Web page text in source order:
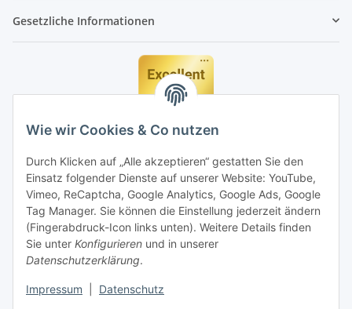
Wie wir Cookies & Co nutzen
Durch Klicken auf „Alle akzeptieren“ gestatten Sie den
Einsatz folgender Dienste auf unserer Website: YouTube,
Vimeo, ReCaptcha, Google Analytics, Google Ads, Google
Tag Manager. Sie können die Einstellung jederzeit ändern
(Fingerabdruck-Icon links unten). Weitere Details finden
Sie unter Konfigurieren und in unserer
Datenschutzerklärung.
Impressum Datenschutz
Gesetzliche Informationen